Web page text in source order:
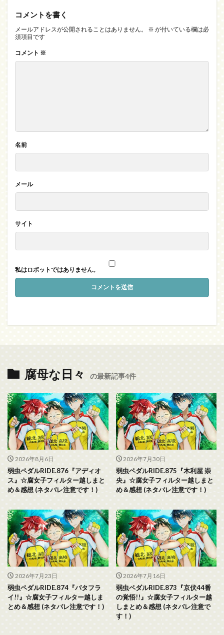
コメントを書く
メールアドレスが公開されることはありません。 ※ が付いている欄は必
須項目です
コメント ※
名前
メール
サイト
私はロボットではありません。
腐母な日々 の最新記事4件
2026年8月6日
弱虫ペダルRIDE.876『アディオ
ス』☆腐女子フィルター越しまと
め＆感想 (ネタバレ注意です！)
2026年7月30日
弱虫ペダルRIDE.875『木利屋 崇
央』☆腐女子フィルター越しまと
め＆感想 (ネタバレ注意です！)
2026年7月23日
弱虫ペダルRIDE.874『バタフラ
イ!!』☆腐女子フィルター越しま
とめ＆感想 (ネタバレ注意です！)
2026年7月16日
弱虫ペダルRIDE.873『京伏44番
の覚悟!!』☆腐女子フィルター越
しまとめ＆感想 (ネタバレ注意で
す！)